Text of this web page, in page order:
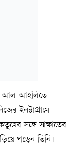
আল-আহলিতে
ইনস্টাগ্রামে
সঙ্গে সাক্ষাতের
পড়েন তিনি।